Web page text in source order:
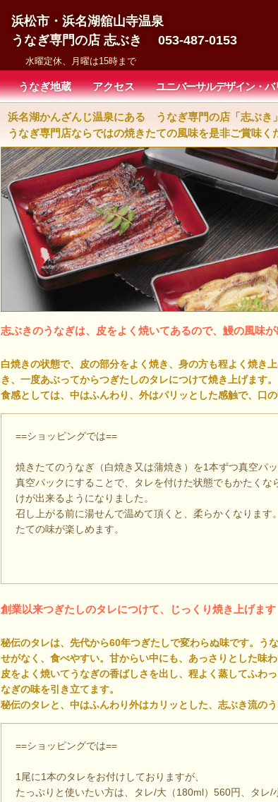
浜松市・浜名湖舘山寺温泉
うなぎ専門の店 志ぶき 053-487-0153
水曜定休、月曜は15時まで
うなぎ地蔵 アクセス ユニバーサルデザイン・バ
浜名湖かんざんじ温泉にある うなぎ専門の店「志ぶき
うなぎ専門店ならではの焼きたての風味を是非ご賞味く
志ぶきのうなぎは、皮をよく焼いてあるので、鰻の風味が
白焼きの状態で、皮の部分をよく焼き、身の方も程よく焼き
き、一度あぶってからつぎたしのタレにつけて焼き上げます。
食感としては、中はふんわり、外はパリッとした感触で、口
==ショッピングでは==
焼きたてのうなぎ（白焼き又は蒲焼き）を1本ずつ真空パッ
真空パックにすることで、タレを付けた状態でもかたくな
けが出来るようになりました。
召し上がる前に湯せんで温めて頂くと、柔らかくなります
たての味が楽しめます。
創業以来つぎたしのタレにつけて、じっくり焼き上げます
秘伝のタレは、先代から60年つぎたしで変わらぬ味です。う
せがなく、食べやすい。甘からい中にも、あっさりとした味
皮をよく焼いてうなぎの香ばしさを出し、程よく蒸してふわ
なぎの味を引き立てます。
秘伝のタレと、中はふんわり外はカリッとした、志ぶき流の
==ショッピングでは==
1尾に1本のタレをお付けしておりますが、
たっぷりと使いたい方は、タレ/大（180ml）560円、タレ/